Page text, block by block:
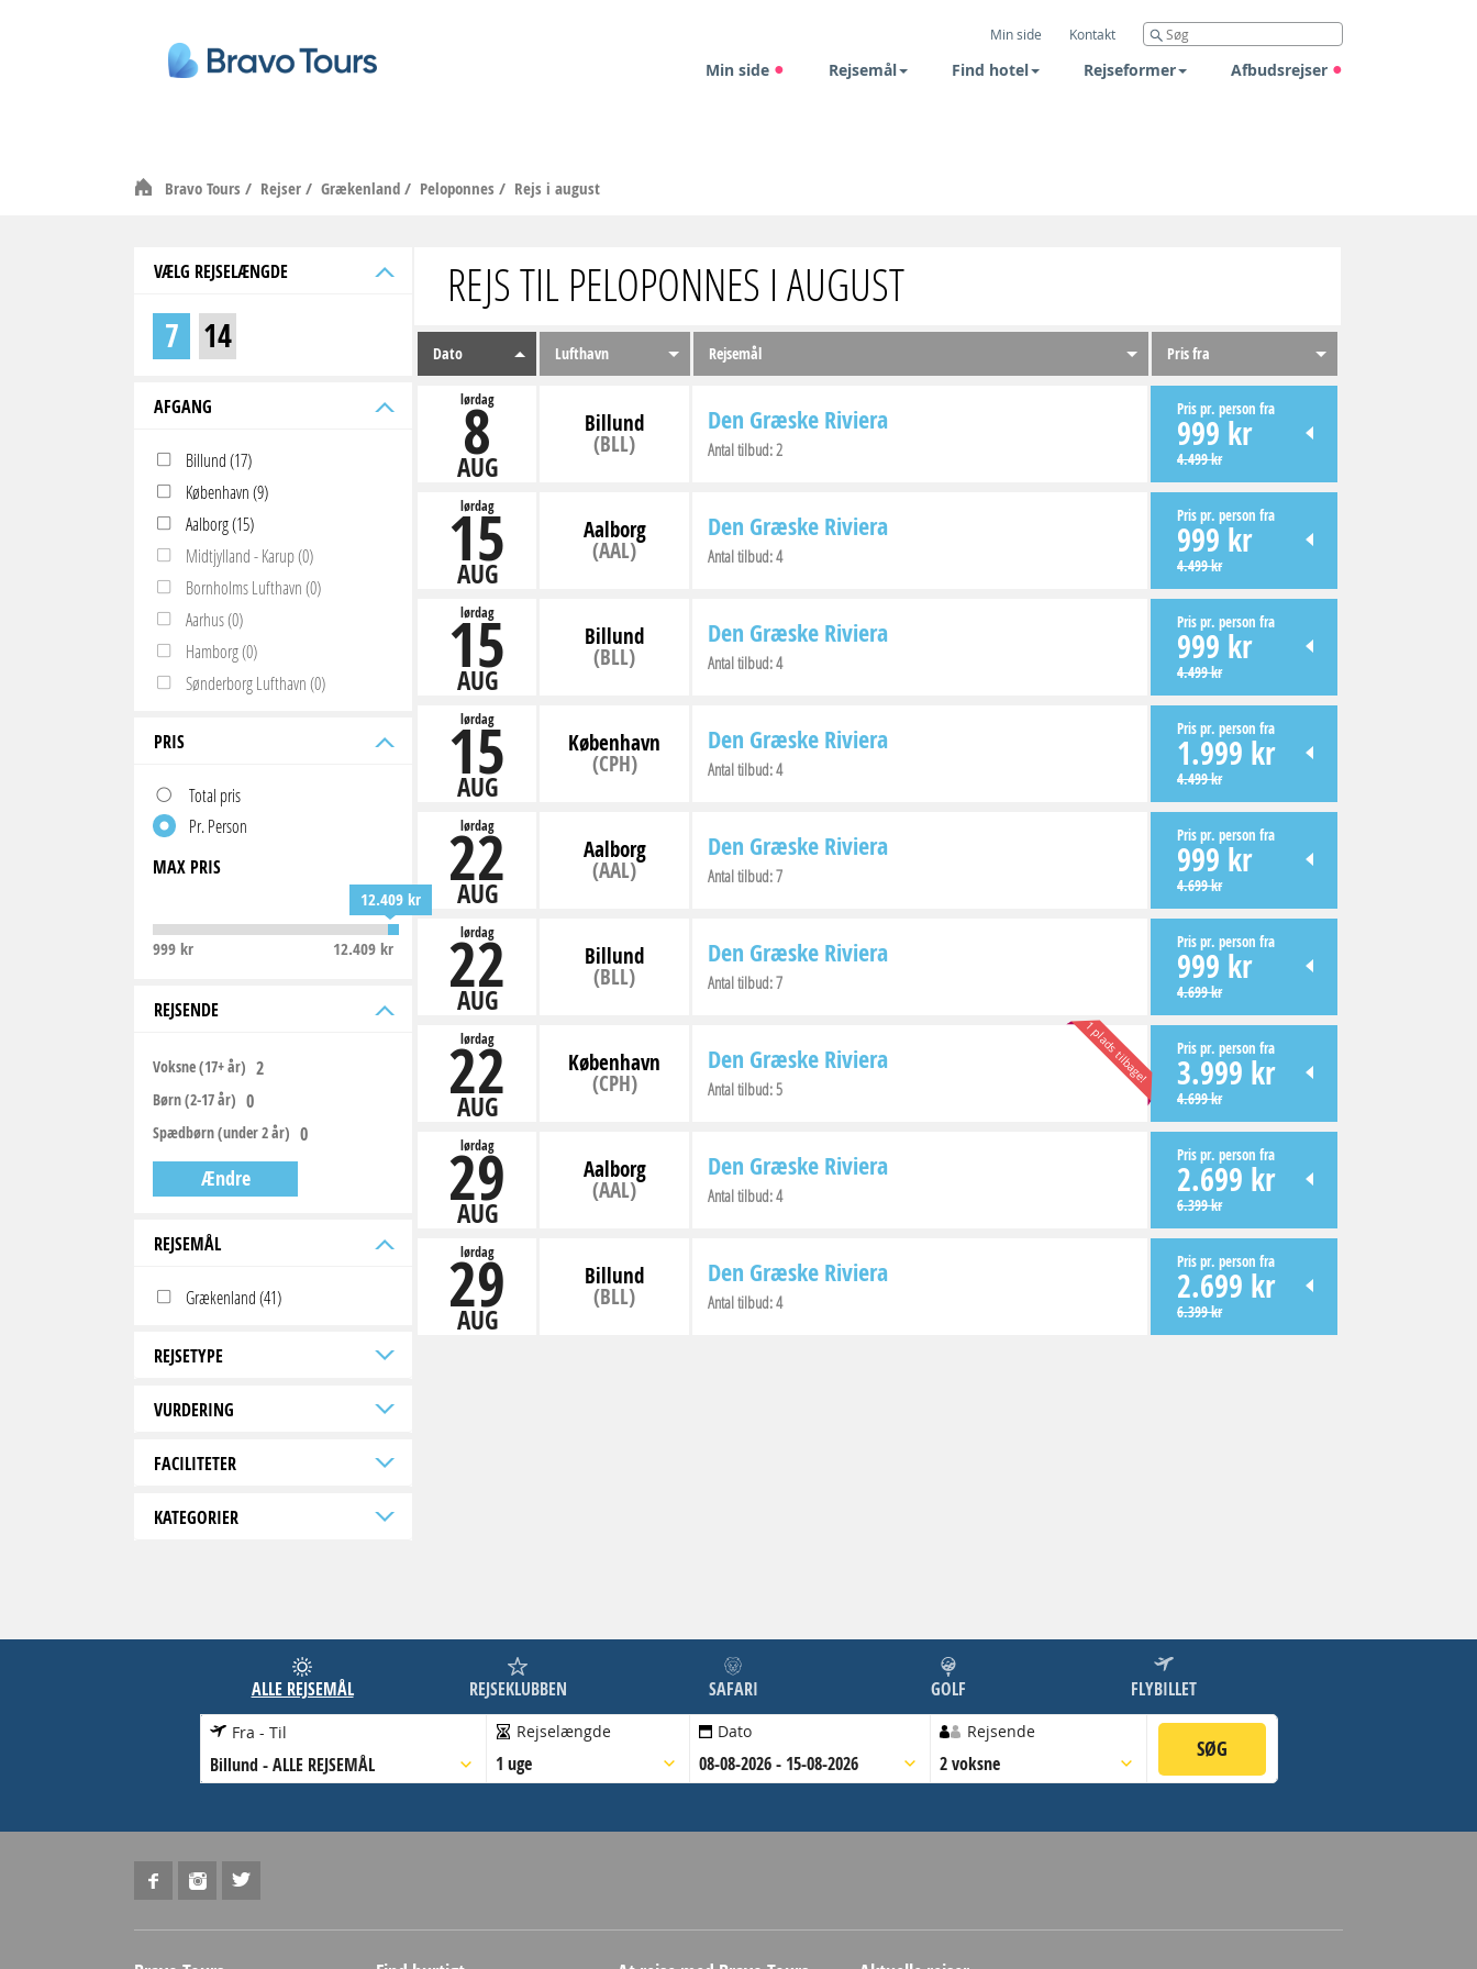
Min side Kontakt
Min side Rejsemål Find hotel Rejseformer Afbudsrejser
Bravo Tours / Rejser/ Grækenland/ Peloponnes / Rejs i august
VÆLG REJSELÆNGDE
7 14
AFGANG
Billund (17)
København (9)
Aalborg (15)
Midtjylland - Karup (0)
Bornholms Lufthavn (0)
Aarhus (0)
Hamborg (0)
Sønderborg Lufthavn (0)
PRIS
Total pris
Pr. Person
MAX PRIS
12.409 kr
999 kr 12.409 kr
REJSENDE
Voksne (17+ år)
Børn (2-17 år)
Spædbørn (under 2 år)
Ændre
REJSEMÅL
Grækenland (41)
REJSETYPE
VURDERING
FACILITETER
KATEGORIER
REJS TIL PELOPONNES I AUGUST
Dato Lufthavn Rejsemål Pris fra
lørdag
8
AUG
Billund
(BLL)
Den Græske Riviera
Antal tilbud:2
Pris pr. person fra
999 kr
4.499 kr
lørdag
15
AUG
Aalborg
(AAL)
Den Græske Riviera
Antal tilbud:4
Pris pr. person fra
999 kr
4.499 kr
lørdag
15
AUG
Billund
(BLL)
Den Græske Riviera
Antal tilbud:4
Pris pr. person fra
999 kr
4.499 kr
lørdag
15
AUG
København
(CPH)
Den Græske Riviera
Antal tilbud:4
Pris pr. person fra
1.999 kr
4.499 kr
lørdag
22
AUG
Aalborg
(AAL)
Den Græske Riviera
Antal tilbud:7
Pris pr. person fra
999 kr
4.699 kr
lørdag
22
AUG
Billund
(BLL)
Den Græske Riviera
Antal tilbud:7
Pris pr. person fra
999 kr
4.699 kr
lørdag
22
AUG
København
(CPH)
Den Græske Riviera
Antal tilbud:5
1 plads tilbage! Pris pr. person fra
3.999 kr
4.699 kr
lørdag
29
AUG
Aalborg
(AAL)
Den Græske Riviera
Antal tilbud:4
Pris pr. person fra
2.699 kr
6.399 kr
lørdag
29
AUG
Billund
(BLL)
Den Græske Riviera
Antal tilbud:4
Pris pr. person fra
2.699 kr
6.399 kr
ALLE REJSEMÅL REJSEKLUBBEN SAFARI GOLF FLYBILLET
Fra - Til
Billund -ALLE REJSEMÅL
Rejselængde
1 uge
Dato
08-08-2026 - 15-08-2026
Rejsende
2 voksne
SØG